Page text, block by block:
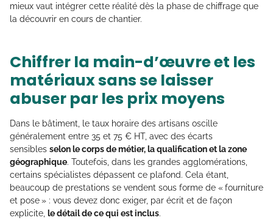
mieux vaut intégrer cette réalité dès la phase de chiffrage que
la découvrir en cours de chantier.
Chiffrer la main-d’œuvre et les
matériaux sans se laisser
abuser par les prix moyens
Dans le bâtiment, le taux horaire des artisans oscille
généralement entre 35 et 75 € HT, avec des écarts
sensibles selon le corps de métier, la qualification et la zone
géographique. Toutefois, dans les grandes agglomérations,
certains spécialistes dépassent ce plafond. Cela étant,
beaucoup de prestations se vendent sous forme de « fourniture
et pose » : vous devez donc exiger, par écrit et de façon
explicite, le détail de ce qui est inclus.